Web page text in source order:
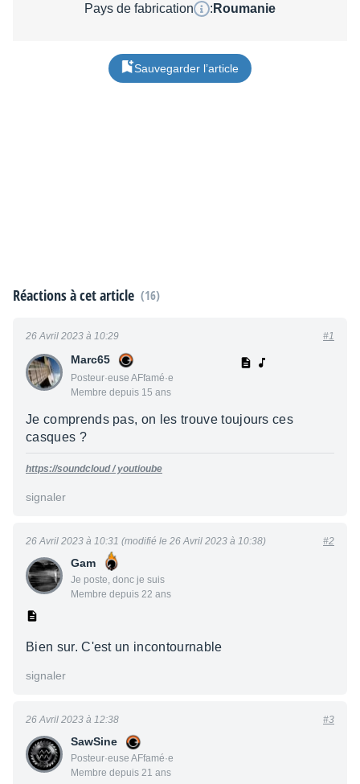
Pays de fabrication : Roumanie
Sauvegarder l’article
Réactions à cet article (16)
Marc65
Posteur·euse AFfamé·e
Membre depuis 15 ans
26 Avril 2023 à 10:29 #1
Je comprends pas, on les trouve toujours ces
casques ?
https://soundcloud / youtioube
signaler
Gam
Je poste, donc je suis
Membre depuis 22 ans
26 Avril 2023 à 10:31 (modifié le 26 Avril 2023 à 10:38) #2
Bien sur. C'est un incontournable
signaler
SawSine
Posteur·euse AFfamé·e
Membre depuis 21 ans
26 Avril 2023 à 12:38 #3